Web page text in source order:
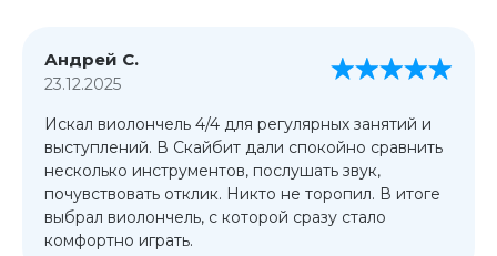
Андрей С.
23.12.2025
Искал виолончель 4/4 для регулярных занятий и
выступлений. В Скайбит дали спокойно сравнить
несколько инструментов, послушать звук,
почувствовать отклик. Никто не торопил. В итоге
выбрал виолончель, с которой сразу стало
комфортно играть.